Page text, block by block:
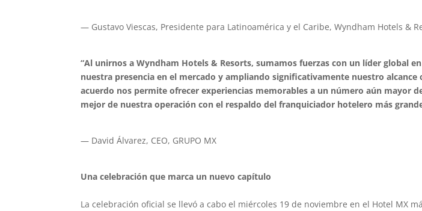
— Gustavo Viescas, Presidente para Latinoamérica y el Caribe, Wyndham Hotels &
“Al unirnos a Wyndham Hotels & Resorts, sumamos fuerzas con un líder global
nuestra presencia en el mercado y ampliando significativamente nuestro alcance
acuerdo nos permite ofrecer experiencias memorables a un número aún mayor
mejor de nuestra operación con el respaldo del franquiciador hotelero más
— David Álvarez, CEO, GRUPO MX
Una celebración que marca un nuevo capítulo
La celebración oficial se llevó a cabo el miércoles 19 de noviembre en el Hotel MX